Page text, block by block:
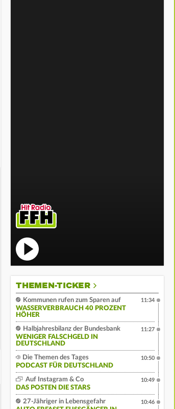
THEMEN-TICKER
Kommunen rufen zum Sparen auf
WASSERVERBRAUCH 40 PROZENT
HÖHER
11:34
Halbjahresbilanz der Bundesbank
WENIGER FALSCHGELD IN
DEUTSCHLAND
11:27
Die Themen des Tages
PODCAST FÜR DEUTSCHLAND
10:50
Auf Instagram & Co
DAS POSTEN DIE STARS
10:49
27-Jähriger in Lebensgefahr
10:46